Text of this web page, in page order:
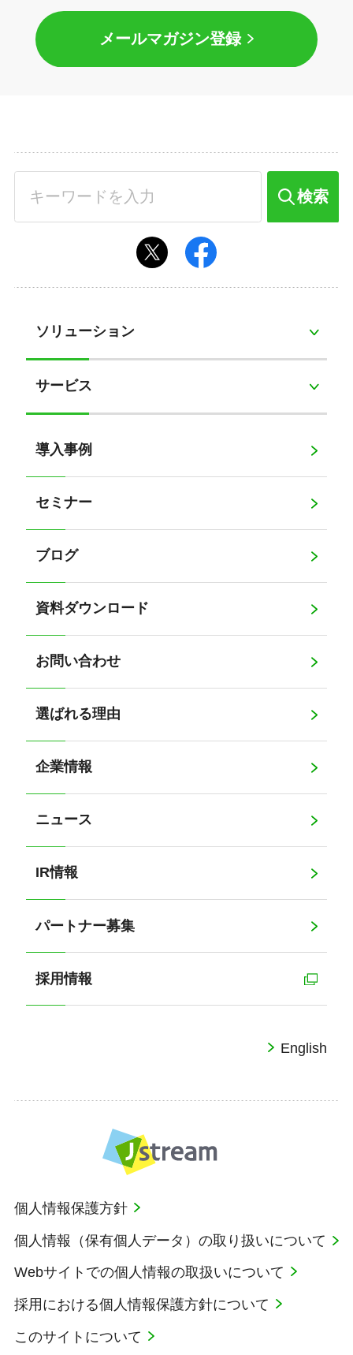
メールマガジン登録
検索
ソリューション
サービス
導入事例
セミナー
ブログ
資料ダウンロード
お問い合わせ
選ばれる理由
企業情報
ニュース
IR情報
パートナー募集
採用情報
English
個人情報保護方針
個人情報（保有個人データ）の取り扱いについて
Webサイトでの個人情報の取扱いについて
採用における個人情報保護方針について
このサイトについて